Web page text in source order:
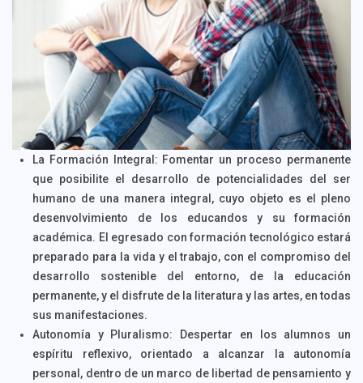
La Formación Integral: Fomentar un proceso permanente
que posibilite el desarrollo de potencialidades del ser
humano de una manera integral, cuyo objeto es el pleno
desenvolvimiento de los educandos y su formación
académica. El egresado con formación tecnológico estará
preparado para la vida y el trabajo, con el compromiso del
desarrollo sostenible del entorno, de la educación
permanente, y el disfrute de la literatura y las artes, en todas
sus manifestaciones.
Autonomía y Pluralismo: Despertar en los alumnos un
espíritu reflexivo, orientado a alcanzar la autonomía
personal, dentro de un marco de libertad de pensamiento y